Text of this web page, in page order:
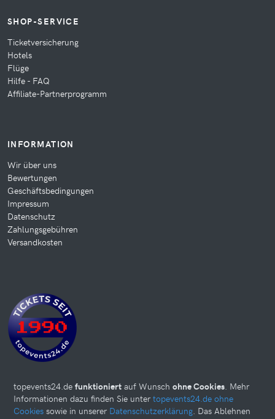
SHOP-SERVICE
Ticketversicherung
Hotels
Flüge
Hilfe - FAQ
Affiliate-Partnerprogramm
INFORMATION
Wir über uns
Bewertungen
Geschäftsbedingungen
Impressum
Datenschutz
Zahlungsgebühren
Versandkosten
topevents24.de funktioniert auf Wunsch ohne Cookies. Mehr
Informationen dazu finden Sie unter topevents24.de ohne
Cookies sowie in unserer Datenschutzerklärung. Das Ablehnen